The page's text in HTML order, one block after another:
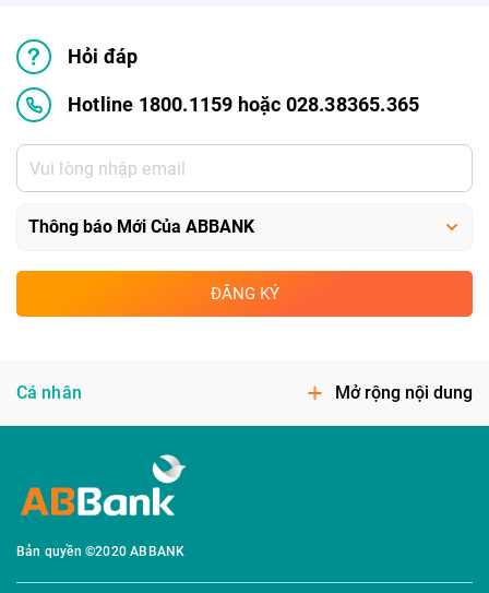
Hỏi đáp
Hotline 1800.1159 hoặc 028.38365.365
ĐĂNG KÝ
Cá nhân Mở rộng nội dung
Bản quyền ©2020 ABBANK